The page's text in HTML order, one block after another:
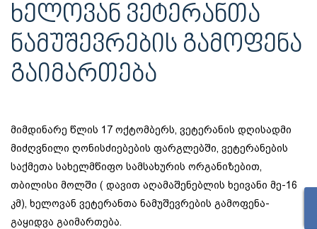
ᲮᲔᲚᲝᲕᲐᲜ ᲕᲔᲢᲔᲠᲐᲜᲗᲐ
ᲜᲐᲛᲣᲨᲔᲕᲠᲔᲑᲘᲡ ᲒᲐᲛᲝᲤᲔᲜᲐ
ᲒᲐᲘᲛᲐᲠᲗᲔᲑᲐ
მიმდინარე წლის 17 ოქტომბერს, ვეტერანის დღისადმი
მიძღვნილი ღონისძიებების ფარგლებში, ვეტერანების
საქმეთა სახელმწიფო სამსახურის ორგანიზებით,
თბილისი მოლში ( დავით აღამაშენებლის ხეივანი მე-16
კმ), ხელოვან ვეტერანთა ნამუშევრების გამოფენა-
გაყიდვა გაიმართება.